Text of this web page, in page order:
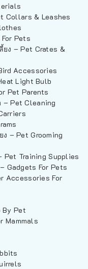
Collars & Leashes
Pets
ง – Pet Crates &
Accessories
Light Bulb
Pet Parents
Pet Cleaning
– Pet Grooming
Pet Training Supplies
Gadgets For Pets
Accessories For
By Pet
Mammals